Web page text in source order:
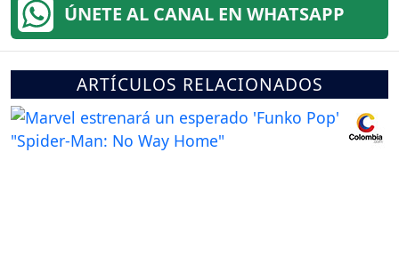
ÚNETE AL CANAL EN WHATSAPP
ARTÍCULOS RELACIONADOS